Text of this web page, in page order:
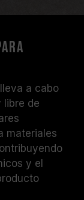
a cabo
libre de
materiales
y el